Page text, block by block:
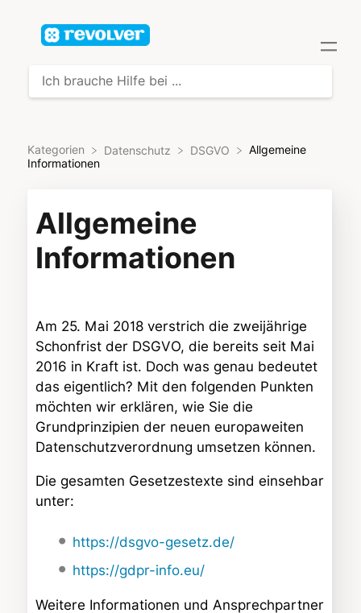
Kategorien ​Datenschutz ​DSGVO
Allgemeine
Informationen
Allgemeine
Informationen
Am 25. Mai 2018 verstrich die zweijährige
Schonfrist der DSGVO, die bereits seit Mai
2016 in Kraft ist. Doch was genau bedeutet
das eigentlich? Mit den folgenden Punkten
möchten wir erklären, wie Sie die
Grundprinzipien der neuen europaweiten
Datenschutzverordnung umsetzen können.
Die gesamten Gesetzestexte sind einsehbar
unter:
https://dsgvo-gesetz.de/
https://gdpr-info.eu/
Weitere Informationen und Ansprechpartner